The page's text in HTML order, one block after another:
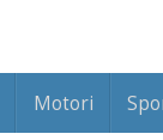
Motori